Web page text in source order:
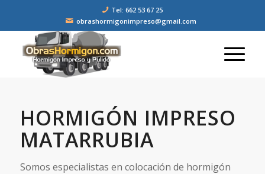
Tel: 662 53 67 25
obrashormigonimpreso@gmail.com
HORMIGÓN IMPRESO
MATARRUBIA
Somos especialistas en colocación de hormigón